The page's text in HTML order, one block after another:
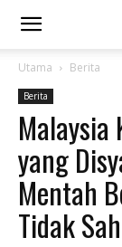
Utama Berita
Berita
Malaysia
yang
Mentah
Tidak Sah